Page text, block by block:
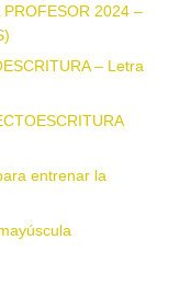
PROFESOR 2024 –
– Letra
entrenar la